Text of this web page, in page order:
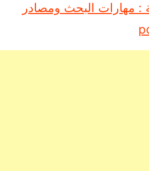
: مهارات البحث ومصادر